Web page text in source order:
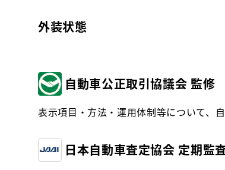
外装状態
自動車公正取引協議会 監修
表示項目・方法・運用体制等について、
日本自動車査定協会 定期監